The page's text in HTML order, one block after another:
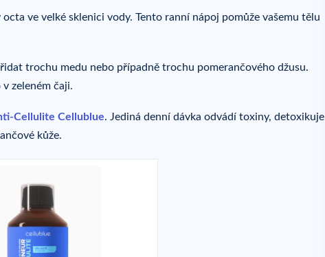
ve velké sklenici vody. Tento ranní nápoj pomůže vašemu tělu
trochu medu nebo případně trochu pomerančového džusu.
zeleném čaji.
Cellulite Cellublue. Jediná denní dávka odvádí toxiny, detoxikuje
kůže.